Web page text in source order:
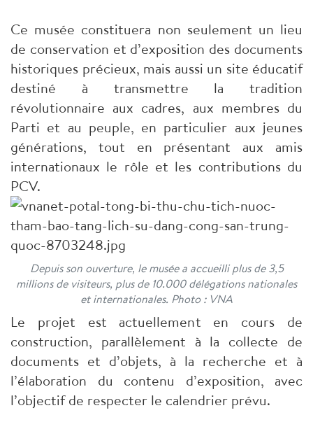
Ce musée constituera non seulement un lieu
de conservation et d’exposition des documents
historiques précieux, mais aussi un site éducatif
destiné à transmettre la tradition
révolutionnaire aux cadres, aux membres du
Parti et au peuple, en particulier aux jeunes
générations, tout en présentant aux amis
internationaux le rôle et les contributions du
PCV.
Depuis son ouverture, le musée a accueilli plus de 3,5
millions de visiteurs, plus de 10.000 délégations nationales
et internationales. Photo : VNA
Le projet est actuellement en cours de
construction, parallèlement à la collecte de
documents et d’objets, à la recherche et à
l’élaboration du contenu d’exposition, avec
l’objectif de respecter le calendrier prévu.